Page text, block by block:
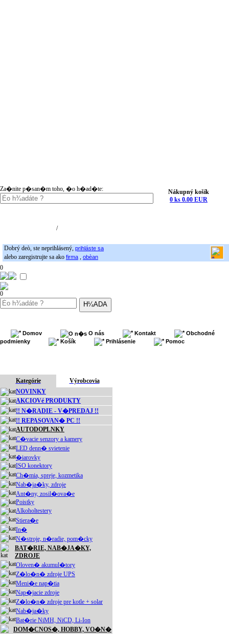
Za�nite p�san�m toho, �o h�ad�te:
Nákupný košík
0 ks 0.00 EUR
/
Dobrý deò, ste neprihlásený, prihláste sa
alebo zaregistrujte sa ako firma , obèan
0
0
Domov O nás Kontakt
Obchodné
podmienky
Košík Prihlásenie Pomoc
Kategórie
Výrobcovia
NOVINKY
AKCIOVé PRODUKTY
!! N�RADIE - V�PREDAJ !!
!! REPASOVAN� PC !!
AUTODOPLNKY
C�vacie senzory a kamery
LED denn� svietenie
�iarovky
ISO konektory
Ch�mia, spreje, kozmetika
Nab�ja�ky, zdroje
Ant�ny, zosil�ova�e
Poistky
Alkoholtestery
Stiera�e
In�
N�stroje, n�radie, pom�cky
BAT�RIE, NAB�JA�KY,
ZDROJE
Oloven� akumul�tory
Z�lo�n� zdroje UPS
Meni�e nap�tia
Nap�jacie zdroje
Z�lo�n� zdroje pre kotle + solar
Nab�ja�ky
Bat�rie NiMH, NiCD, Li-Ion
DOM�CNOS�, HOBBY, VO�N�